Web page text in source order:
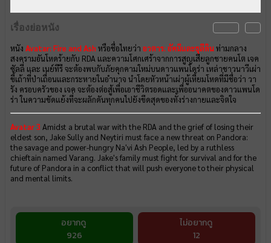
เรื่องย่อหนัง
หนัง Avatar: Fire and Ashหรือชื่อไทยว่า อวตาร: อัคนีและธุลีดินท่ามกลาง
สงครามอันโหดร้ายกับ RDA และความโศกเศร้าจากการสูญเสียลูกชายคนโต เจค
ซัลลี่ และ เนย์ทีรี จะต้องพบกับภัยคุกคามใหม่บนดาวแพนโดร่า เหล่าชาวนาวีเผ่า
ขี้เถ้าที่ป่าเถื่อนและกระหายในอำนาจ นำโดยหัวหน้าเผ่าผู้เหี้ยมโหดที่มีชื่อว่า วา
รัง ครอบครัวของ เจค จะต้องต่อสู้เพื่อเอาชีวิตรอดและเพื่ออนาคตของดาวแพนโด
ร่า ในความขัดแย้งที่จะผลักดันทุกคนไปยังขีดสุดของทั้งร่างกายและจิตใจ
Avatar 3 Amidst a brutal war with the RDA and the grief of losing their
eldest son, Jake Sully and Neytiri must face a new threat on Pandora:
the savage and power-hungry Na'vi Ash People, led by a ruthless
chieftain named Varang. Jake's family must fight for survival and for the
future of Pandora in a conflict that will push everyone to their physical
and mental limits.
อยากดู
926
ไม่อยากดู
12